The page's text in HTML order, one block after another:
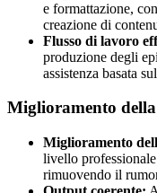
e formattazione,
creazione di
Flusso di lavoro
produzione degli
assistenza basata
Miglioramento
Miglioramento
livello
rimuovendo il